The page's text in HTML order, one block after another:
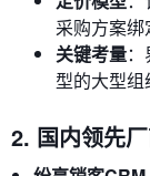
采购方案绑
关键考量
型的大型组
2. 国内领先